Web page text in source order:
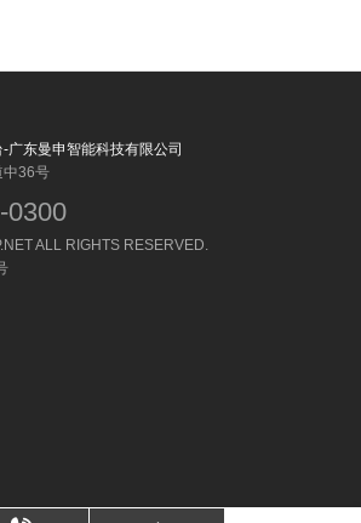
广东曼申智能科技有限公司
中36号
0300
ALL RIGHTS RESERVED.